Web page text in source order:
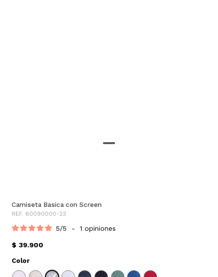
Camiseta Basica con Screen
REF. 60090000-23
5/5 - 1 opiniones
$ 39.900
Color